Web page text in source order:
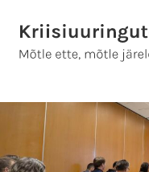
content